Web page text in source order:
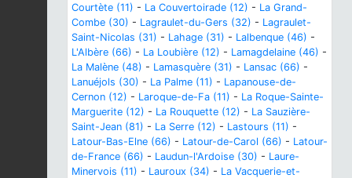
Courtète (11) - La Couvertoirade (12) - La Grand-
Combe (30) - Lagraulet-du-Gers (32) - Lagraulet-
Saint-Nicolas (31) - Lahage (31) - Lalbenque (46) -
L'Albère (66) - La Loubière (12) - Lamagdelaine (46) -
La Malène (48) - Lamasquère (31) - Lansac (66) -
Lanuéjols (30) - La Palme (11) - Lapanouse-de-
Cernon (12) - Laroque-de-Fa (11) - La Roque-Sainte-
Marguerite (12) - La Rouquette (12) - La Sauzière-
Saint-Jean (81) - La Serre (12) - Lastours (11) -
Latour-Bas-Elne (66) - Latour-de-Carol (66) - Latour-
de-France (66) - Laudun-l'Ardoise (30) - Laure-
Minervois (11) - Lauroux (34) - La Vacquerie-et-